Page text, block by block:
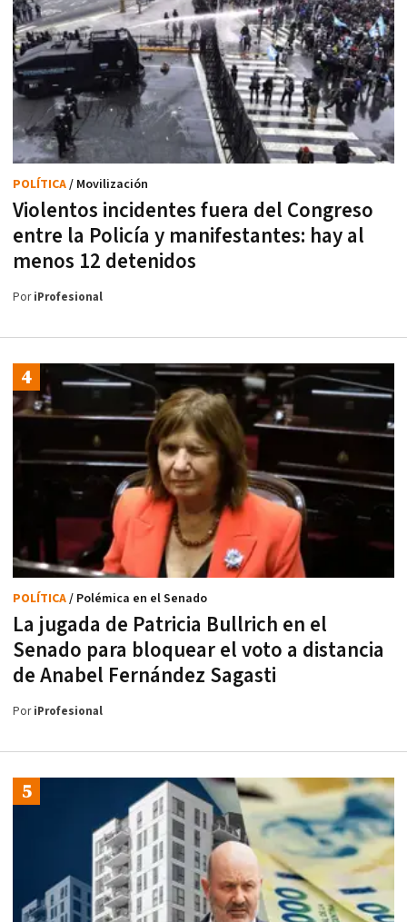
Violentos incidentes fuera del Congreso
entre la Policía y manifestantes: hay al
menos 12 detenidos
POLÍTICA/ Movilización
PoriProfesional
La jugada de Patricia Bullrich en el
Senado para bloquear el voto a distancia
de Anabel Fernández Sagasti
POLÍTICA/ Polémica en el Senado
PoriProfesional